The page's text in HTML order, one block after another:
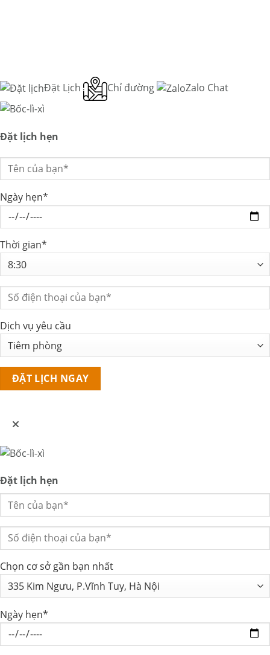
Đặt Lịch Chỉ đường Zalo Chat
Đặt lịch hẹn
Ngày hẹn*
Thời gian*
Dịch vụ yêu cầu
Đặt lịch hẹn
Chọn cơ sở gần bạn nhất
Ngày hẹn*